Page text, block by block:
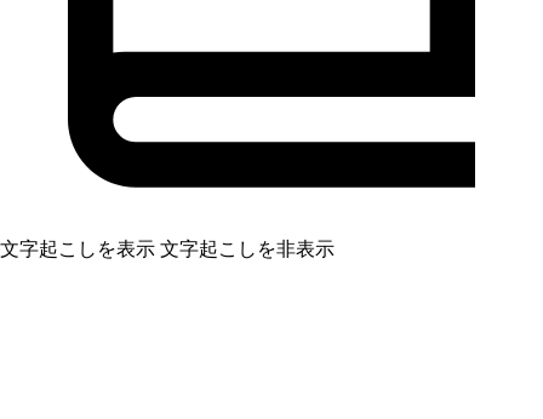
文字起こしを表示 文字起こしを非表示